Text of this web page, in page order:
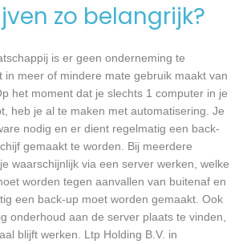
zo belangrijk?
is er geen onderneming te
in meer of mindere mate gebruik maakt van
het moment dat je slechts 1 computer in je
heb je al te maken met automatisering. Je
nodig en er dient regelmatig een back-
gemaakt te worden. Bij meerdere
waarschijnlijk via een server werken, welke
worden tegen aanvallen van buitenaf en
een back-up moet worden gemaakt. Ook
onderhoud aan de server plaats te vinden,
blijft werken. Ltp Holding B.V. in